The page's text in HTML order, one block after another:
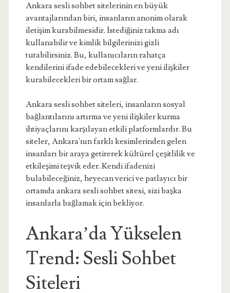
Ankara sesli sohbet sitelerinin en büyük
avantajlarından biri, insanların anonim olarak
iletişim kurabilmesidir. İstediğiniz takma adı
kullanabilir ve kimlik bilgilerinizi gizli
tutabilirsiniz. Bu, kullanıcıların rahatça
kendilerini ifade edebilecekleri ve yeni ilişkiler
kurabilecekleri bir ortam sağlar.
Ankara sesli sohbet siteleri, insanların sosyal
bağlantılarını artırma ve yeni ilişkiler kurma
ihtiyaçlarını karşılayan etkili platformlardır. Bu
siteler, Ankara'nın farklı kesimlerinden gelen
insanları bir araya getirerek kültürel çeşitlilik ve
etkileşimi teşvik eder. Kendi ifadenizi
bulabileceğiniz, heyecan verici ve patlayıcı bir
ortamda ankara sesli sohbet sitesi, sizi başka
insanlarla bağlamak için bekliyor.
Ankara’da Yükselen
Trend: Sesli Sohbet
Siteleri